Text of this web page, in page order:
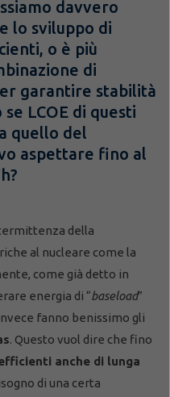
davvero
lo sviluppo di
o è più
di
garantire stabilità
LCOE di questi
quello del
aspettare fino al
della
al nucleare come la
come già detto in
energia di “baseload”
fanno benissimo gli
. Questo vuol dire che fino
anche di lunga
di una certa